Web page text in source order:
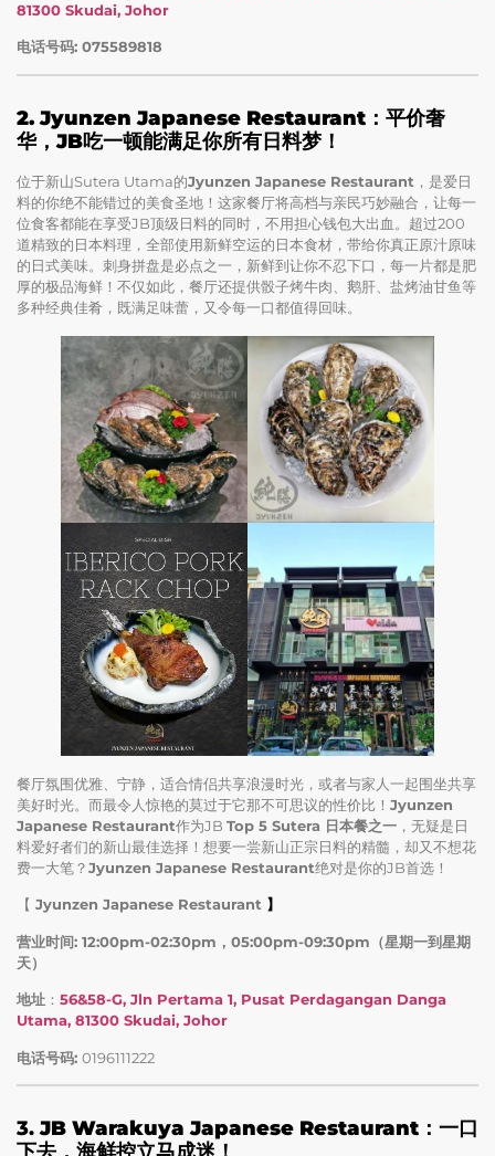
81300 Skudai, Johor
电话号码: 075589818
2. Jyunzen Japanese Restaurant：平价奢
华，JB吃一顿能满足你所有日料梦！
位于新山Sutera Utama的Jyunzen Japanese Restaurant ，是爱日
料的你绝不能错过的美食圣地！这家餐厅将高档与亲民巧妙融合，让每一
位食客都能在享受JB顶级日料的同时，不用担心钱包大出血。超过200
道精致的日本料理，全部使用新鲜空运的日本食材，带给你真正原汁原味
的日式美味。刺身拼盘是必点之一，新鲜到让你不忍下口，每一片都是肥
厚的极品海鲜！不仅如此，餐厅还提供骰子烤牛肉、鹅肝、盐烤油甘鱼等
多种经典佳肴，既满足味蕾，又令每一口都值得回味。
餐厅氛围优雅、宁静，适合情侣共享浪漫时光，或者与家人一起围坐共享
美好时光。而最令人惊艳的莫过于它那不可思议的性价比！ Jyunzen
Japanese Restaurant作为JB Top 5 Sutera 日本餐之一 ，无疑是日
料爱好者们的新山最佳选择！想要一尝新山正宗日料的精髓，却又不想花
费一大笔？Jyunzen Japanese Restaurant绝对是你的JB首选！
【 Jyunzen Japanese Restaurant 】
营业时间: 12:00pm-02:30pm，05:00pm-09:30pm（星期一到星期
天）
地址 ： 56&58-G, Jln Pertama 1, Pusat Perdagangan Danga
Utama, 81300 Skudai, Johor
电话号码: 0196111222
3.JB Warakuya Japanese Restaurant：一口